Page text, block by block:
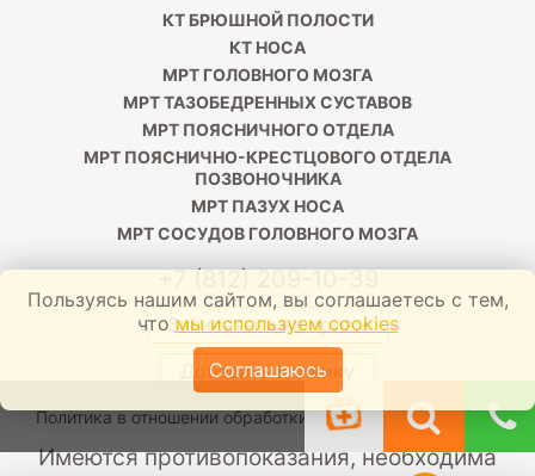
КТ БРЮШНОЙ ПОЛОСТИ
КТ НОСА
МРТ ГОЛОВНОГО МОЗГА
МРТ ТАЗОБЕДРЕННЫХ СУСТАВОВ
МРТ ПОЯСНИЧНОГО ОТДЕЛА
МРТ ПОЯСНИЧНО-КРЕСТЦОВОГО ОТДЕЛА
ПОЗВОНОЧНИКА
МРТ ПАЗУХ НОСА
МРТ СОСУДОВ ГОЛОВНОГО МОЗГА
Записаться на прием
Добавить клинику
Политика в отношении обработки персональных данных
Имеются противопоказания, необходима
Пользуясь нашим сайтом, вы соглашаетесь с тем,
что мы используем cookies
Соглашаюсь